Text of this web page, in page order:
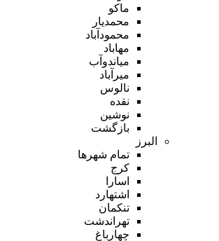
ماکو
محمدیار
محمودآباد
مهاباد
میاندوآب
میرآباد
نالوس
نقده
نوشین
بازگشت
البرز
تمام شهر‌ها
کرج
اسارا
اشتهارد
تنکمان
تهراندشت
چهارباغ